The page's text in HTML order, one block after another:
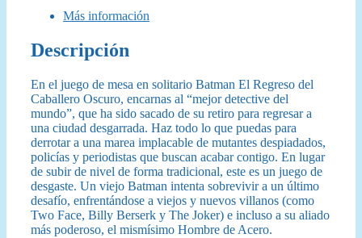
Más información
Descripción
En el juego de mesa en solitario Batman El Regreso del
Caballero Oscuro, encarnas al “mejor detective del
mundo”, que ha sido sacado de su retiro para regresar a
una ciudad desgarrada. Haz todo lo que puedas para
derrotar a una marea implacable de mutantes despiadados,
policías y periodistas que buscan acabar contigo. En lugar
de subir de nivel de forma tradicional, este es un juego de
desgaste. Un viejo Batman intenta sobrevivir a un último
desafío, enfrentándose a viejos y nuevos villanos (como
Two Face, Billy Berserk y The Joker) e incluso a su aliado
más poderoso, el mismísimo Hombre de Acero.